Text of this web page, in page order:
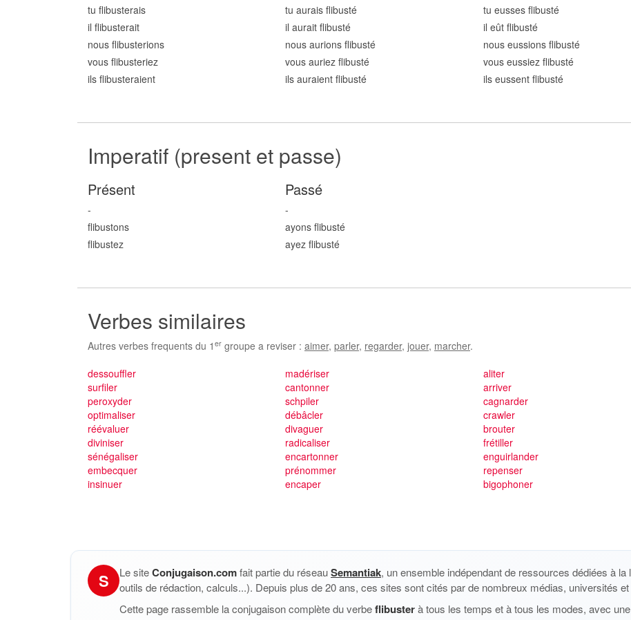
tu flibusterais
il flibusterait
nous flibusterions
vous flibusteriez
ils flibusteraient
tu aurais flibusté
il aurait flibusté
nous aurions flibusté
vous auriez flibusté
ils auraient flibusté
tu eusses flibusté
il eût flibusté
nous eussions flibusté
vous eussiez flibusté
ils eussent flibusté
Imperatif (present et passe)
Présent
-
flibustons
flibustez
Passé
-
ayons flibusté
ayez flibusté
Verbes similaires
Autres verbes frequents du 1 er groupe a reviser : aimer, parler, regarder, jouer, marcher.
dessouffler
surfiler
peroxyder
optimaliser
réévaluer
diviniser
sénégaliser
embecquer
insinuer
madériser
cantonner
schpiler
débâcler
divaguer
radicaliser
encartonner
prénommer
encaper
aliter
arriver
cagnarder
crawler
brouter
frétiller
enguirlander
repenser
bigophoner
S Le siteConjugaison.comfait partie du réseauSemantiak, un ensemble indépendant de ressources dédiées à
outils de rédaction, calculs...). Depuis plus de 20 ans, ces sites sont cités par de nombreux médias, universités
Cette page rassemble la conjugaison complète du verbeflibusterà tous les temps et à tous les modes, avec